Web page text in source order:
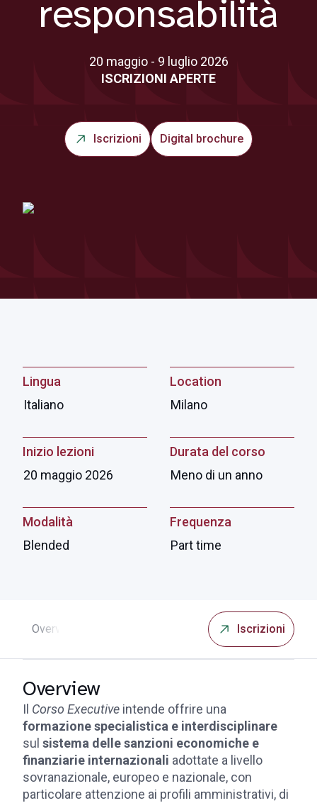
responsabilità
20 maggio - 9 luglio 2026
ISCRIZIONI APERTE
Iscrizioni Digital brochure
Lingua
Italiano
Location
Milano
Inizio lezioni
20 maggio 2026
Durata del corso
Meno di un anno
Modalità
Blended
Frequenza
Part time
Overview Programma Destinatari
Iscrizioni
Overview
Il Corso Executive intende offrire una
formazione specialistica e interdisciplinare
sul sistema delle sanzioni economiche e
finanziarie internazionali adottate a livello
sovranazionale, europeo e nazionale, con
particolare attenzione ai profili amministrativi, di